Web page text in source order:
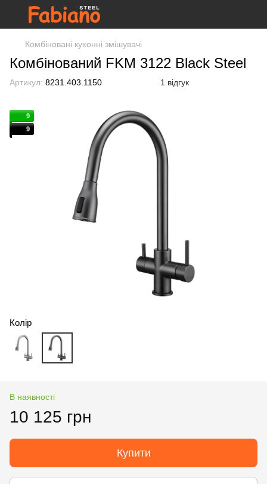
Комбіновані кухонні змішувачі
Комбінований FKM 3122 Black Steel
Артикул: 8231.403.1150 1 відгук
9
9
Колір
В наявності
10 125 грн
Купити